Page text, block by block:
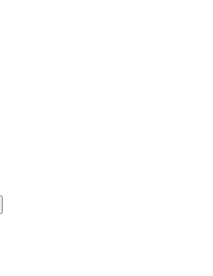
独立开展工作，有较强的专业
理解沟通能力；
题，希望能给您提供有效的解